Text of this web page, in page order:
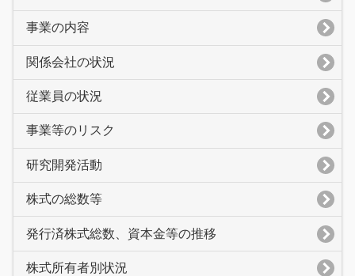
事業の内容
関係会社の状況
従業員の状況
事業等のリスク
研究開発活動
株式の総数等
発行済株式総数、資本金等の推移
株式所有者別状況